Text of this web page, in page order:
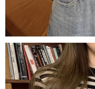
權轉讓予恩沛科技股份有限公
２．關於個人資料處理事宜，
https://aftee.tw/terms/#terms3
３．未成年的使用者請事先徵
任。
４．使用「AFTEE先享後付」
時審查核予不同之上限額度；
請求用戶進行身份認證。
５．嚴禁一人註冊多個帳號或
付款後7-11取貨
每筆NT$80，滿NT$1,500(
宅配
每筆NT$100，滿
海外宅配